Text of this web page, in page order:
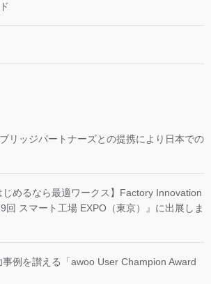
リッジパートナーズとの提携により日本での
じめるなら最適ワークス】Factory Innovation
回 スマート工場 EXPO（東京）』に出展しま
事例を讃える「awoo User Champion Award